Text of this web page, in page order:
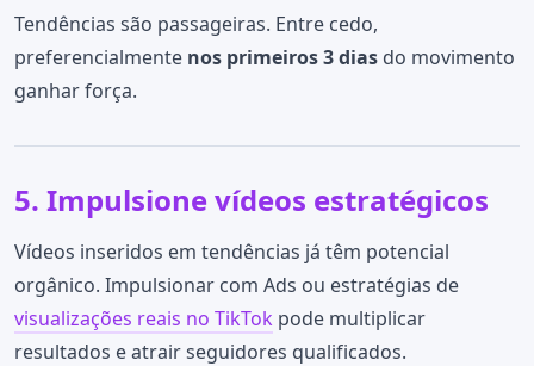
Tendências são passageiras. Entre cedo,
preferencialmente nos primeiros 3 dias do movimento
ganhar força.
5. Impulsione vídeos estratégicos
Vídeos inseridos em tendências já têm potencial
orgânico. Impulsionar com Ads ou estratégias de
visualizações reais no TikTok pode multiplicar
resultados e atrair seguidores qualificados.